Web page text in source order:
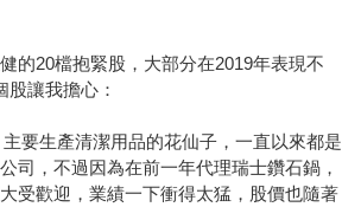
的20檔抱緊股，大部分在2019年表現不
讓我擔心：
要生產清潔用品的花仙子，一直以來都是
司，不過因為在前一年代理瑞士鑽石鍋，
受歡迎，業績一下衝得太猛，股價也隨著